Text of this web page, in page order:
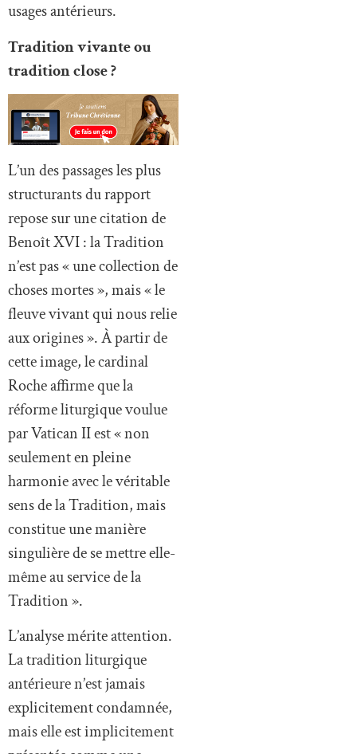
usages antérieurs.
Tradition vivante ou
tradition close ?
L’un des passages les plus
structurants du rapport
repose sur une citation de
Benoît XVI : la Tradition
n’est pas « une collection de
choses mortes », mais « le
fleuve vivant qui nous relie
aux origines ». À partir de
cette image, le cardinal
Roche affirme que la
réforme liturgique voulue
par Vatican II est « non
seulement en pleine
harmonie avec le véritable
sens de la Tradition, mais
constitue une manière
singulière de se mettre elle-
même au service de la
Tradition ».
L’analyse mérite attention.
La tradition liturgique
antérieure n’est jamais
explicitement condamnée,
mais elle est implicitement